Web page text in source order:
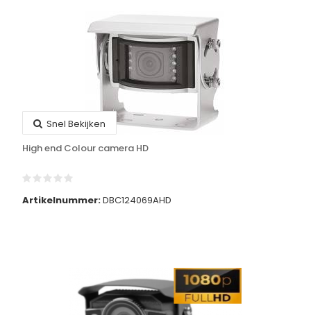
Snel Bekijken
High end Colour camera HD
Artikelnummer:DBC124069AHD